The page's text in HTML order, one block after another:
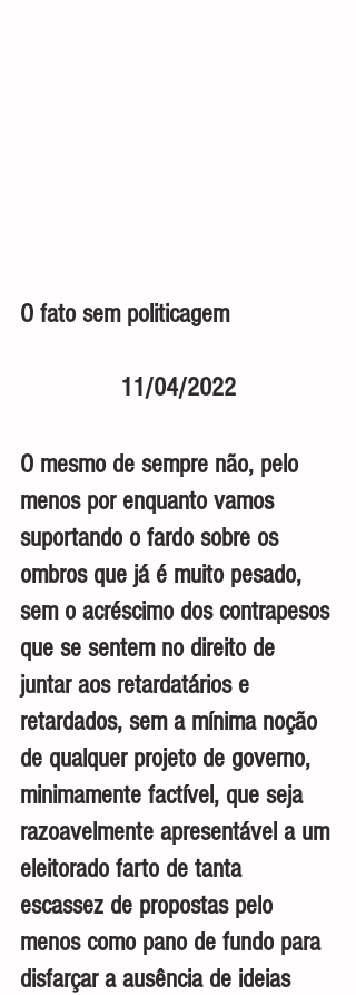
O fato sem politicagem
11/04/2022
O mesmo de sempre não, pelo
menos por enquanto vamos
suportando o fardo sobre os
ombros que já é muito pesado,
sem o acréscimo dos contrapesos
que se sentem no direito de
juntar aos retardatários e
retardados, sem a mínima noção
de qualquer projeto de governo,
minimamente factível, que seja
razoavelmente apresentável a um
eleitorado farto de tanta
escassez de propostas pelo
menos como pano de fundo para
disfarçar a ausência de ideias